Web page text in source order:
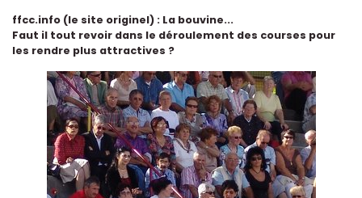
ffcc.info (le site originel) : La bouvine...
Faut il tout revoir dans le déroulement des courses pour
les rendre plus attractives ?